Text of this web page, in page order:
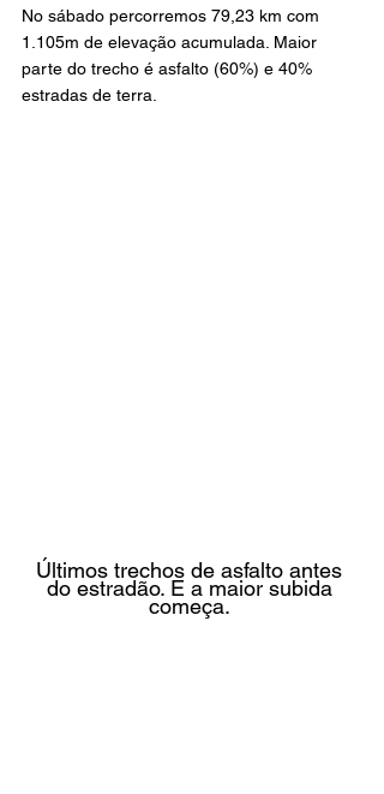
No sábado percorremos 79,23 km com
1.105m de elevação acumulada. Maior
parte do trecho é asfalto (60%) e 40%
estradas de terra.
Últimos trechos de asfalto antes
do estradão. E a maior subida
começa.